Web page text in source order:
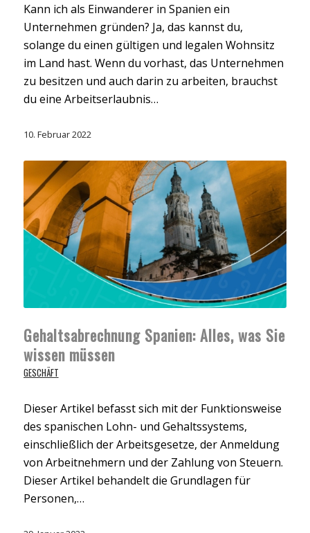
Kann ich als Einwanderer in Spanien ein
Unternehmen gründen? Ja, das kannst du,
solange du einen gültigen und legalen Wohnsitz
im Land hast. Wenn du vorhast, das Unternehmen
zu besitzen und auch darin zu arbeiten, brauchst
du eine Arbeitserlaubnis…
10. Februar 2022
Gehaltsabrechnung Spanien: Alles, was Sie
wissen müssen
GESCHÄFT
Dieser Artikel befasst sich mit der Funktionsweise
des spanischen Lohn- und Gehaltssystems,
einschließlich der Arbeitsgesetze, der Anmeldung
von Arbeitnehmern und der Zahlung von Steuern.
Dieser Artikel behandelt die Grundlagen für
Personen,…